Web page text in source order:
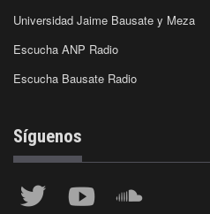
Universidad Jaime Bausate y Meza
Escucha ANP Radio
Escucha Bausate Radio
Síguenos